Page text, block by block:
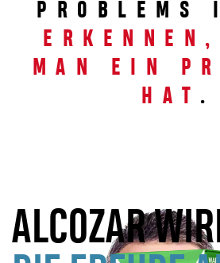
PROBLEMS
MAN EIN
HAT .
ALCOZAR